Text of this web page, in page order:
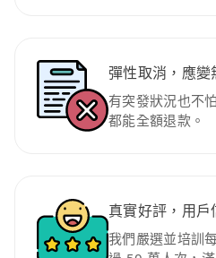
彈性取消，應變
有突發狀況也不
都能全額退款。
真實好評，用戶
我們嚴選並培訓